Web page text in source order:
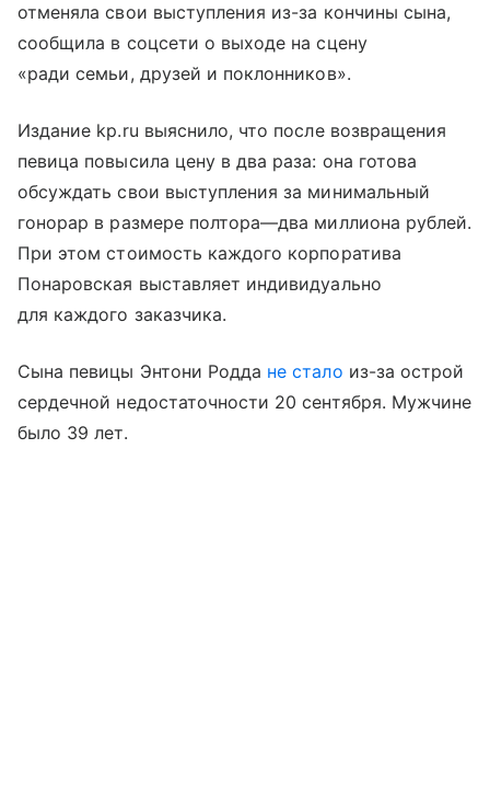
отменяла свои выступления из-за кончины сына,
сообщила в соцсети о выходе на сцену
«ради семьи, друзей и поклонников».
Издание kp.ru выяснило, что после возвращения
певица повысила цену в два раза: она готова
обсуждать свои выступления за минимальный
гонорар в размере полтора—два миллиона рублей.
При этом стоимость каждого корпоратива
Понаровская выставляет индивидуально
для каждого заказчика.
Сына певицы Энтони Родда не стало из-за острой
сердечной недостаточности 20 сентября. Мужчине
было 39 лет.